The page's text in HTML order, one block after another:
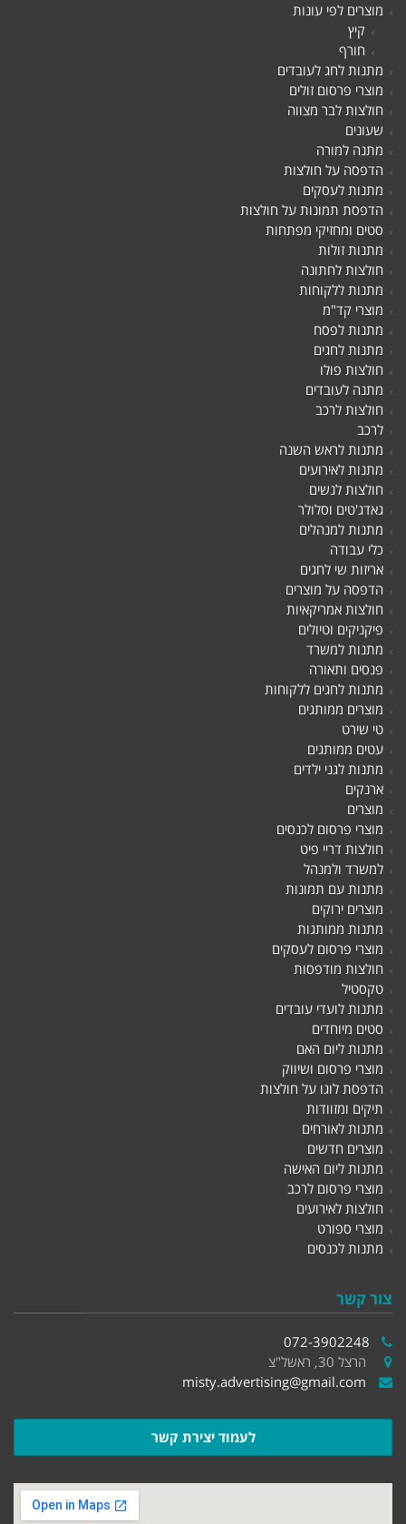
מוצרים לפי עונות
קיץ
חורף
מתנות לחג לעובדים
מוצרי פרסום זולים
חולצות לבר מצווה
שעונים
מתנה למורה
הדפסה על חולצות
מתנות לעסקים
הדפסת תמונות על חולצות
סטים ומחזיקי מפתחות
מתנות זולות
חולצות לחתונה
מתנות ללקוחות
מוצרי קד"מ
מתנות לפסח
מתנות לחגים
חולצות פולו
מתנה לעובדים
חולצות לרכב
לרכב
מתנות לראש השנה
מתנות לאירועים
חולצות לנשים
גאדג'טים וסלולר
מתנות למנהלים
כלי עבודה
אריזות שי לחגים
הדפסה על מוצרים
חולצות אמריקאיות
פיקניקים וטיולים
מתנות למשרד
פנסים ותאורה
מתנות לחגים ללקוחות
מוצרים ממותגים
טי שירט
עטים ממותגים
מתנות לגני ילדים
ארנקים
מוצרים
מוצרי פרסום לכנסים
חולצות דריי פיט
למשרד ולמנהל
מתנות עם תמונות
מוצרים ירוקים
מתנות ממותגות
מוצרי פרסום לעסקים
חולצות מודפסות
טקסטיל
מתנות לועדי עובדים
סטים מיוחדים
מתנות ליום האם
מוצרי פרסום ושיווק
הדפסת לוגו על חולצות
תיקים ומזוודות
מתנות לאורחים
מוצרים חדשים
מתנות ליום האישה
מוצרי פרסום לרכב
חולצות לאירועים
מוצרי ספורט
מתנות לכנסים
צור קשר
072-3902248
הרצל 30, ראשל"צ
misty.advertising@gmail.com
לעמוד יצירת קשר